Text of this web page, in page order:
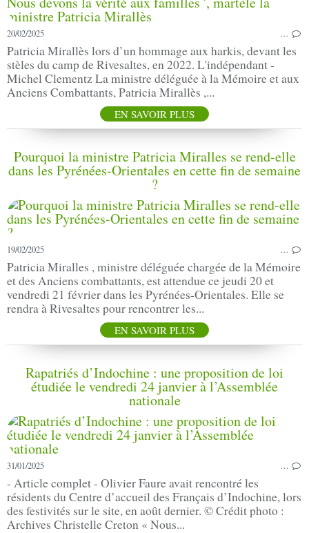
20/02/2025 …
Patricia Mirallès lors d’un hommage aux harkis, devant les
stèles du camp de Rivesaltes, en 2022. L'indépendant -
Michel Clementz La ministre déléguée à la Mémoire et aux
Anciens Combattants, Patricia Mirallès ,...
EN SAVOIR PLUS
Pourquoi la ministre Patricia Miralles se rend-elle
dans les Pyrénées-Orientales en cette fin de semaine
?
19/02/2025 …
Patricia Miralles , ministre déléguée chargée de la Mémoire
et des Anciens combattants, est attendue ce jeudi 20 et
vendredi 21 février dans les Pyrénées-Orientales. Elle se
rendra à Rivesaltes pour rencontrer les...
EN SAVOIR PLUS
Rapatriés d’Indochine : une proposition de loi
étudiée le vendredi 24 janvier à l’Assemblée
nationale
31/01/2025 …
- Article complet - Olivier Faure avait rencontré les
résidents du Centre d’accueil des Français d’Indochine, lors
des festivités sur le site, en août dernier. © Crédit photo :
Archives Christelle Creton « Nous...